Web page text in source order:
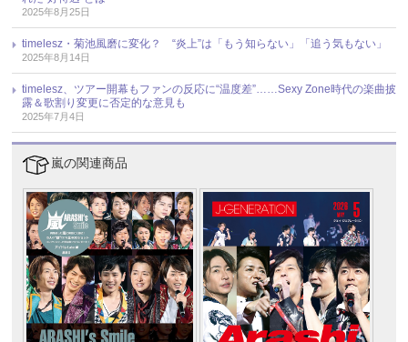
2025年8月25日
timelesz・菊池風磨に変化？ “炎上”は「もう知らない」「追う気もない」
2025年8月14日
timelesz、ツアー開幕もファンの反応に“温度差”……Sexy Zone時代の楽曲披
露＆歌割り変更に否定的な意見も
2025年7月4日
嵐の関連商品